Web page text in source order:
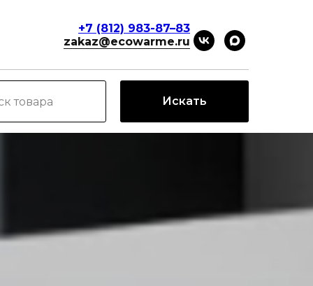
+7 (812) 983-87–83
zakaz@ecowarme.ru
Искать